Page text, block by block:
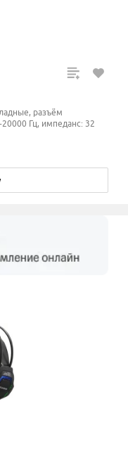
разъём
20000 Гц, импеданс: 32